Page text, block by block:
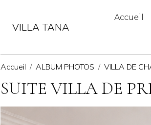
VILLA TANA
Accueil
Accueil ALBUM PHOTOS VILLA DE
SUITE VILLA DE